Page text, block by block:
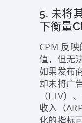
5. 未将
下衡量
CPM 反
值，但无
如果发布
却未将广
（LTV）
收入（
化的指标